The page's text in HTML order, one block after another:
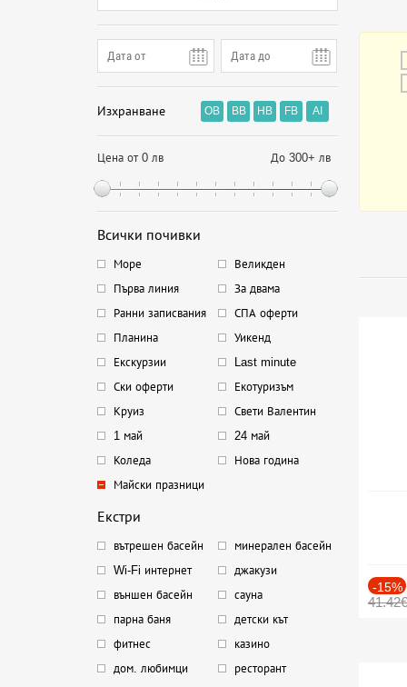
Изхранване OB BB HB FB AI
Цена от 0 лв До 300+ лв
Всички почивки
Море
Великден
Първа линия
За двама
Ранни записвания
СПА оферти
Планина
Уикенд
Екскурзии
Last minute
Ски оферти
Екотуризъм
Круиз
Свети Валентин
1 май
24 май
Коледа
Нова година
Майски празници
Екстри
вътрешен басейн
минерален басейн
Wi-Fi интернет
джакузи
външен басейн
сауна
парна баня
детски кът
фитнес
казино
дом. любимци
ресторант
-15%
41.42€